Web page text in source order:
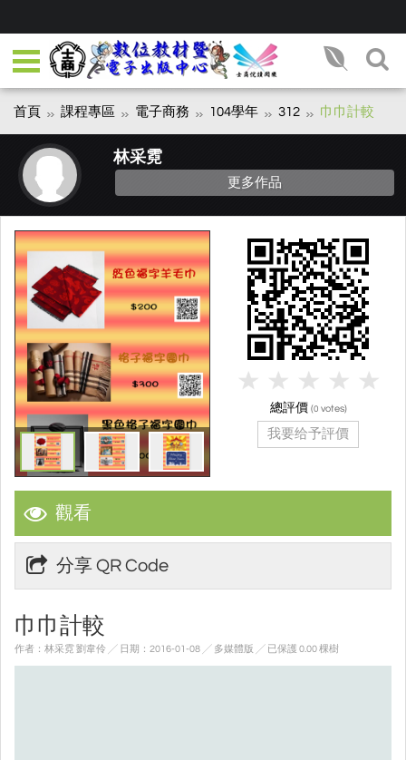
首頁 課程專區 電子商務 104學年 312 巾巾計較
林采霓
更多作品
觀看
分享 QR Code
巾巾計較
作者：林采霓 劉韋伶 ╱ 日期：2016-01-08 ╱ 多媒體版 ╱ 已保護 0.00 棵樹
總評價 (0 votes)
我要给予評價